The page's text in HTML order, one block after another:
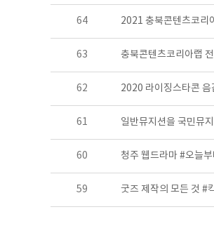
64 2021 충북콘텐츠코리
63 충북콘텐츠코리아랩
62 2020 라이징스타콘 음
61 일반뮤지션을 국민뮤
60 청주 웹드라마 #오늘
59 굿즈 제작의 모든 것 #